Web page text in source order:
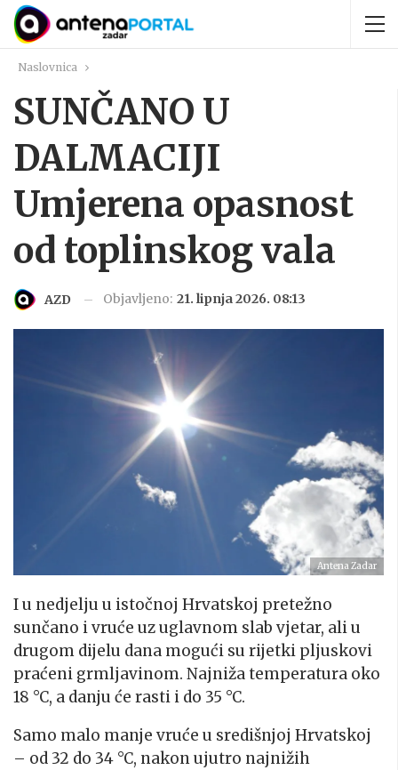
Naslovnica
SUNČANO U
DALMACIJI
Umjerena opasnost
od toplinskog vala
AZD Objavljeno: 21. lipnja 2026. 08:13
Antena Zadar
I u nedjelju u istočnoj Hrvatskoj pretežno
sunčano i vruće uz uglavnom slab vjetar, ali u
drugom dijelu dana mogući su rijetki pljuskovi
praćeni grmljavinom. Najniža temperatura oko
18 °C, a danju će rasti i do 35 °C.
Samo malo manje vruće u središnjoj Hrvatskoj
– od 32 do 34 °C, nakon ujutro najnižih